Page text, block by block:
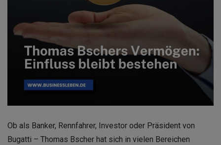
Ob als Banker, Rennfahrer, Investor oder Präsident von
Bugatti – Thomas Bscher hat sich in vielen Bereichen